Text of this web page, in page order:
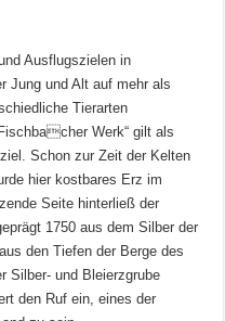
Ausflugszielen in
Jung und Alt auf mehr als
Tierarten
Werk“ gilt als
Schon zur Zeit der Kelten
hier kostbares Erz im
Seite hinterließ der
1750 aus dem Silber der
den Tiefen der Berge des
Silber- und Bleierzgrube
den Ruf ein, eines der